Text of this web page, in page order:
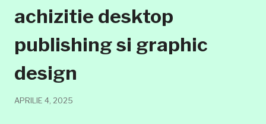
achizitie desktop
publishing si graphic
design
APRILIE 4, 2025